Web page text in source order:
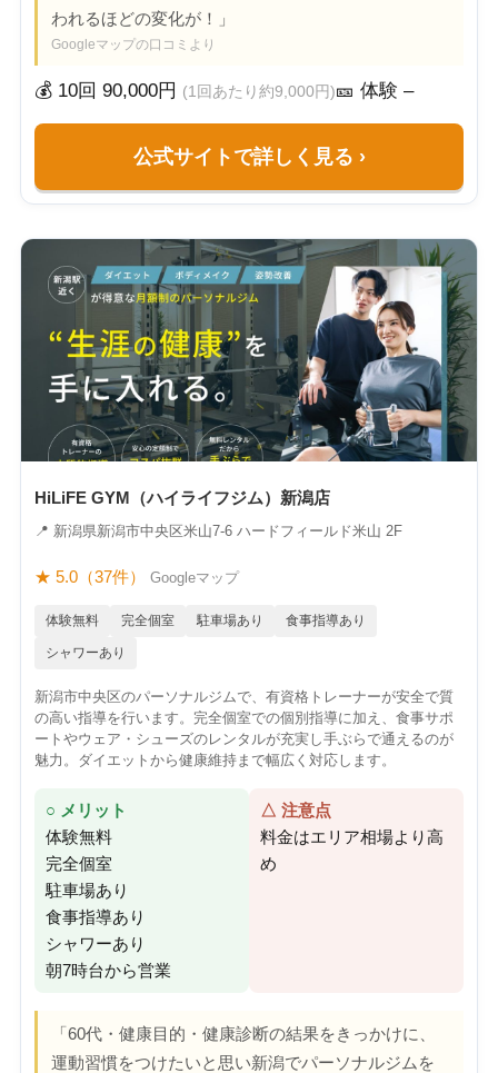
われるほどの変化が！」
Googleマップの口コミより
💰 10回 90,000円 (1回あたり約9,000円)🎫 体験 –
公式サイトで詳しく見る ›
HiLiFE GYM（ハイライフジム）新潟店
📍 新潟県新潟市中央区米山7-6 ハードフィールド米山 2F
★ 5.0（37件） Googleマップ
体験無料 完全個室 駐車場あり 食事指導あり
シャワーあり
新潟市中央区のパーソナルジムで、有資格トレーナーが安全で質
の高い指導を行います。完全個室での個別指導に加え、食事サポ
ートやウェア・シューズのレンタルが充実し手ぶらで通えるのが
魅力。ダイエットから健康維持まで幅広く対応します。
○ メリット
体験無料
完全個室
駐車場あり
食事指導あり
シャワーあり
朝7時台から営業
△ 注意点
料金はエリア相場より高
め
「60代・健康目的・健康診断の結果をきっかけに、
運動習慣をつけたいと思い新潟でパーソナルジムを